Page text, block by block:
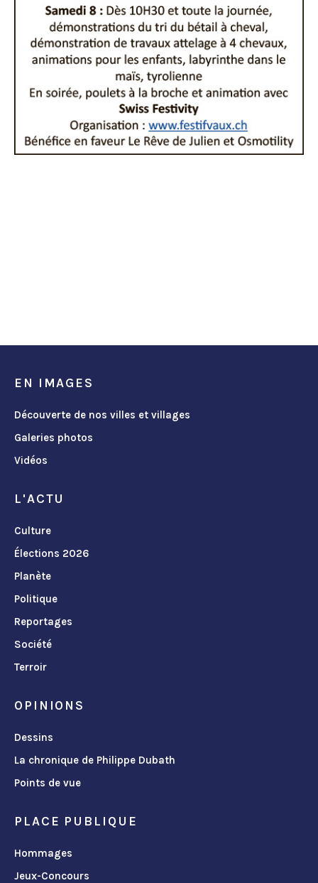
EN IMAGES
Découverte de nos villes et villages
Galeries photos
Vidéos
L'ACTU
Culture
Élections 2026
Planète
Politique
Reportages
Société
Terroir
OPINIONS
Dessins
La chronique de Philippe Dubath
Points de vue
PLACE PUBLIQUE
Hommages
Jeux-Concours